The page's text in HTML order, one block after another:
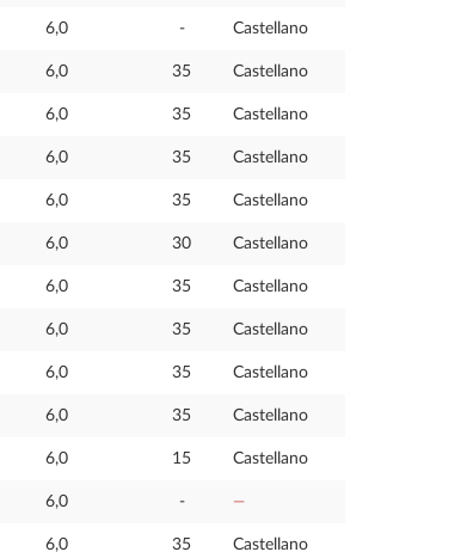
6,0 - Castellano
6,0 35 Castellano
6,0 35 Castellano
6,0 35 Castellano
6,0 35 Castellano
6,0 30 Castellano
6,0 35 Castellano
6,0 35 Castellano
6,0 35 Castellano
6,0 35 Castellano
6,0 15 Castellano
6,0 - —
6,0 35 Castellano